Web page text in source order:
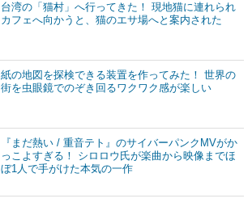
台湾の「猫村」へ行ってきた！ 現地猫に連れられ
カフェへ向かうと、猫のエサ場へと案内された
紙の地図を探検できる装置を作ってみた！ 世界の
街を虫眼鏡でのぞき回るワクワク感が楽しい
『まだ熱い / 重音テト』のサイバーパンクMVがか
っこよすぎる！ シロロウ氏が楽曲から映像までほ
ぼ1人で手がけた本気の一作